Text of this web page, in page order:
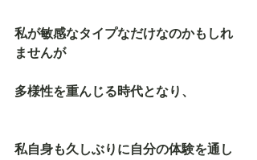
私が敏感なタイプなだけなのかもしれ
ませんが
多様性を重んじる時代となり、
私自身も久しぶりに自分の体験を通し